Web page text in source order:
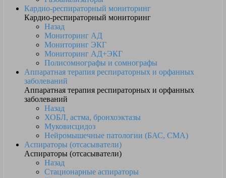
Кардио-респираторный мониторинг
Кардио-респираторный мониторинг
Назад
Мониторинг АД
Мониторинг ЭКГ
Мониторинг АД+ЭКГ
Полисомнографы и сомнографы
Аппаратная терапия респираторных и орфанных
заболеваний
Аппаратная терапия респираторных и орфанных
заболеваний
Назад
ХОБЛ, астма, бронхоэктазы
Муковисцидоз
Нейромышечные патологии (БАС, СМА)
Аспираторы (отсасыватели)
Аспираторы (отсасыватели)
Назад
Стационарные аспираторы